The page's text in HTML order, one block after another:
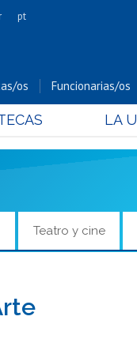
e Imagen
pt
os Funcionarias/os
LA
Teatro y cine